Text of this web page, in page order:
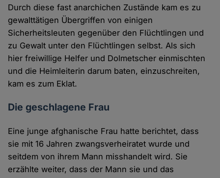
Durch diese fast anarchichen Zustände kam es zu
gewalttätigen Übergriffen von einigen
Sicherheitsleuten gegenüber den Flüchtlingen und
zu Gewalt unter den Flüchtlingen selbst. Als sich
hier freiwillige Helfer und Dolmetscher einmischten
und die Heimleiterin darum baten, einzuschreiten,
kam es zum Eklat.
Die geschlagene Frau
Eine junge afghanische Frau hatte berichtet, dass
sie mit 16 Jahren zwangsverheiratet wurde und
seitdem von ihrem Mann misshandelt wird. Sie
erzählte weiter, dass der Mann sie und das